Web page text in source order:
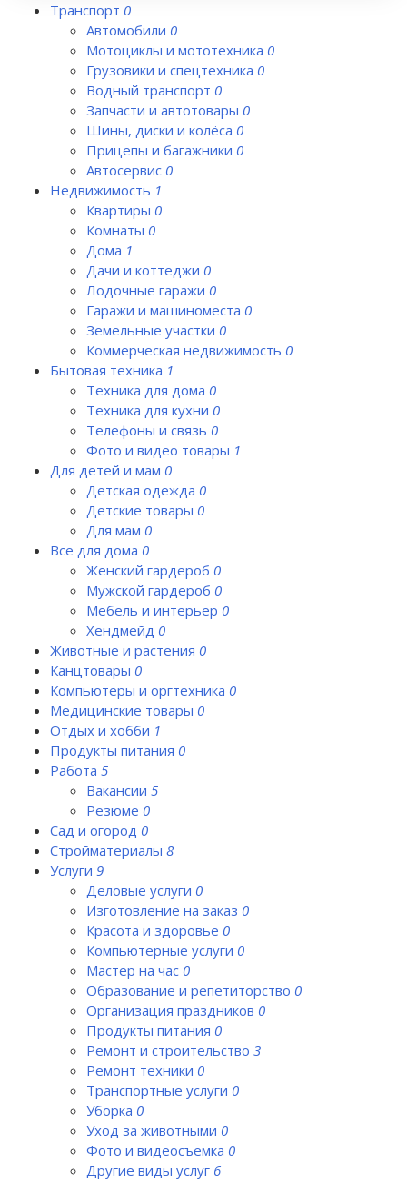
Транспорт 0
Автомобили 0
Мотоциклы и мототехника 0
Грузовики и спецтехника 0
Водный транспорт 0
Запчасти и автотовары 0
Шины, диски и колёса 0
Прицепы и багажники 0
Автосервис 0
Недвижимость 1
Квартиры 0
Комнаты 0
Дома 1
Дачи и коттеджи 0
Лодочные гаражи 0
Гаражи и машиноместа 0
Земельные участки 0
Коммерческая недвижимость 0
Бытовая техника 1
Техника для дома 0
Техника для кухни 0
Телефоны и связь 0
Фото и видео товары 1
Для детей и мам 0
Детская одежда 0
Детские товары 0
Для мам 0
Все для дома 0
Женский гардероб 0
Мужской гардероб 0
Мебель и интерьер 0
Хендмейд 0
Животные и растения 0
Канцтовары 0
Компьютеры и оргтехника 0
Медицинские товары 0
Отдых и хобби 1
Продукты питания 0
Работа 5
Вакансии 5
Резюме 0
Сад и огород 0
Стройматериалы 8
Услуги 9
Деловые услуги 0
Изготовление на заказ 0
Красота и здоровье 0
Компьютерные услуги 0
Мастер на час 0
Образование и репетиторство 0
Организация праздников 0
Продукты питания 0
Ремонт и строительство 3
Ремонт техники 0
Транспортные услуги 0
Уборка 0
Уход за животными 0
Фото и видеосъемка 0
Другие виды услуг 6